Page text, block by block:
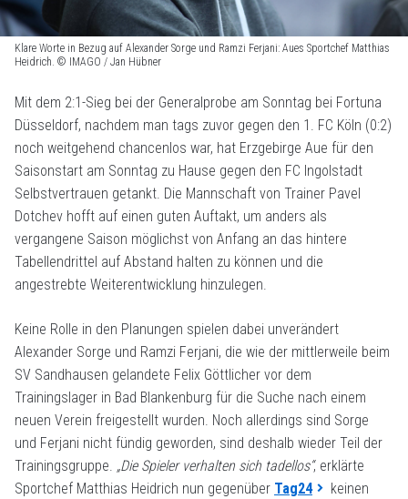
Klare Worte in Bezug auf Alexander Sorge und Ramzi Ferjani: Aues Sportchef Matthias
Heidrich. © IMAGO / Jan Hübner
Mit dem 2:1-Sieg bei der Generalprobe am Sonntag bei Fortuna
Düsseldorf, nachdem man tags zuvor gegen den 1. FC Köln (0:2)
noch weitgehend chancenlos war, hat Erzgebirge Aue für den
Saisonstart am Sonntag zu Hause gegen den FC Ingolstadt
Selbstvertrauen getankt. Die Mannschaft von Trainer Pavel
Dotchev hofft auf einen guten Auftakt, um anders als
vergangene Saison möglichst von Anfang an das hintere
Tabellendrittel auf Abstand halten zu können und die
angestrebte Weiterentwicklung hinzulegen.
Keine Rolle in den Planungen spielen dabei unverändert
Alexander Sorge und Ramzi Ferjani, die wie der mittlerweile beim
SV Sandhausen gelandete Felix Göttlicher vor dem
Trainingslager in Bad Blankenburg für die Suche nach einem
neuen Verein freigestellt wurden. Noch allerdings sind Sorge
und Ferjani nicht fündig geworden, sind deshalb wieder Teil der
Trainingsgruppe. „Die Spieler verhalten sich tadellos“, erklärte
Sportchef Matthias Heidrich nun gegenüber Tag24
keinen